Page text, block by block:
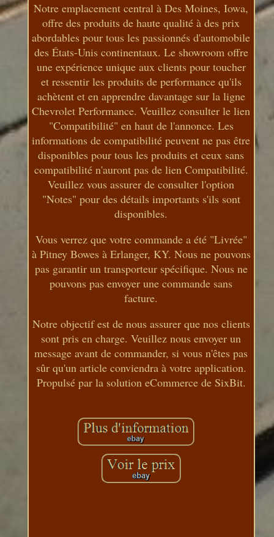
Notre emplacement central à Des Moines, Iowa,
offre des produits de haute qualité à des prix
abordables pour tous les passionnés d'automobile
des États-Unis continentaux. Le showroom offre
une expérience unique aux clients pour toucher
et ressentir les produits de performance qu'ils
achètent et en apprendre davantage sur la ligne
Chevrolet Performance. Veuillez consulter le lien
"Compatibilité" en haut de l'annonce. Les
informations de compatibilité peuvent ne pas être
disponibles pour tous les produits et ceux sans
compatibilité n'auront pas de lien Compatibilité.
Veuillez vous assurer de consulter l'option
"Notes" pour des détails importants s'ils sont
disponibles.
Vous verrez que votre commande a été "Livrée"
à Pitney Bowes à Erlanger, KY. Nous ne pouvons
pas garantir un transporteur spécifique. Nous ne
pouvons pas envoyer une commande sans
facture.
Notre objectif est de nous assurer que nos clients
sont pris en charge. Veuillez nous envoyer un
message avant de commander, si vous n'êtes pas
sûr qu'un article conviendra à votre application.
Propulsé par la solution eCommerce de SixBit.